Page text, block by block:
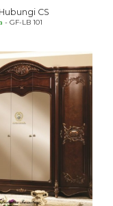
CS
- GF-LB 101